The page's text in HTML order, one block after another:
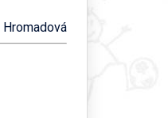
Hromadová